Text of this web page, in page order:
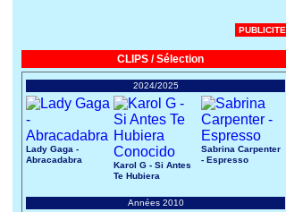
PUBLICITE
CLIPS / Sélection
2024/2025
Lady Gaga -
Abracadabra
Karol G - Si Antes
Te Hubiera
Sabrina Carpenter
- Espresso
Années 2010